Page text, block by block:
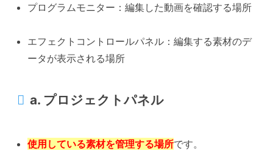
プログラムモニター：編集した動画を確認する場所
エフェクトコントロールパネル：編集する素材のデ
ータが表示される場所
a. プロジェクトパネル
使用している素材を管理する場所です。